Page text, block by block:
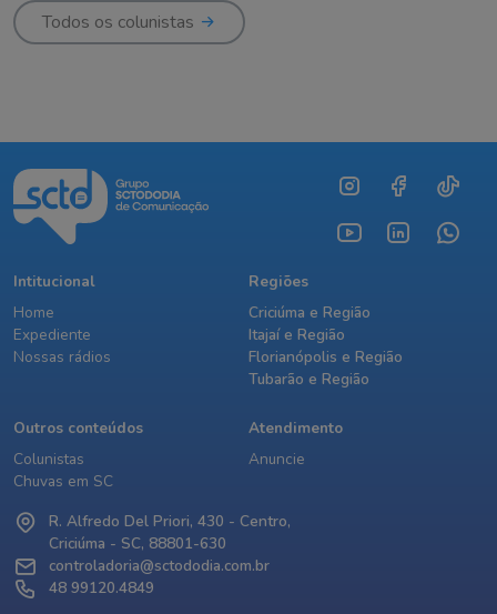
Todos os colunistas
Intitucional
Home
Expediente
Nossas rádios
Regiões
Criciúma e Região
Itajaí e Região
Florianópolis e Região
Tubarão e Região
Outros conteúdos
Colunistas
Chuvas em SC
Atendimento
Anuncie
R. Alfredo Del Priori, 430 - Centro,
Criciúma - SC, 88801-630
controladoria@sctododia.com.br
48 99120.4849